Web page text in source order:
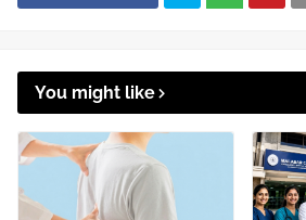
You might like